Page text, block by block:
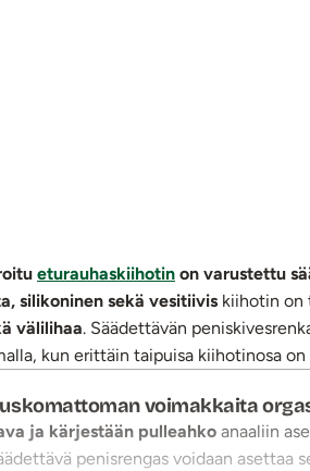
eturauhaskiihotin on varustettu
silikoninen sekä vesitiivis kiihotin on
välilihaa. Säädettävän
kun erittäin taipuisa kiihotinosa on
voimakkaita
ja kärjestään pulleahko anaaliin
penisrengas voidaan asettaa